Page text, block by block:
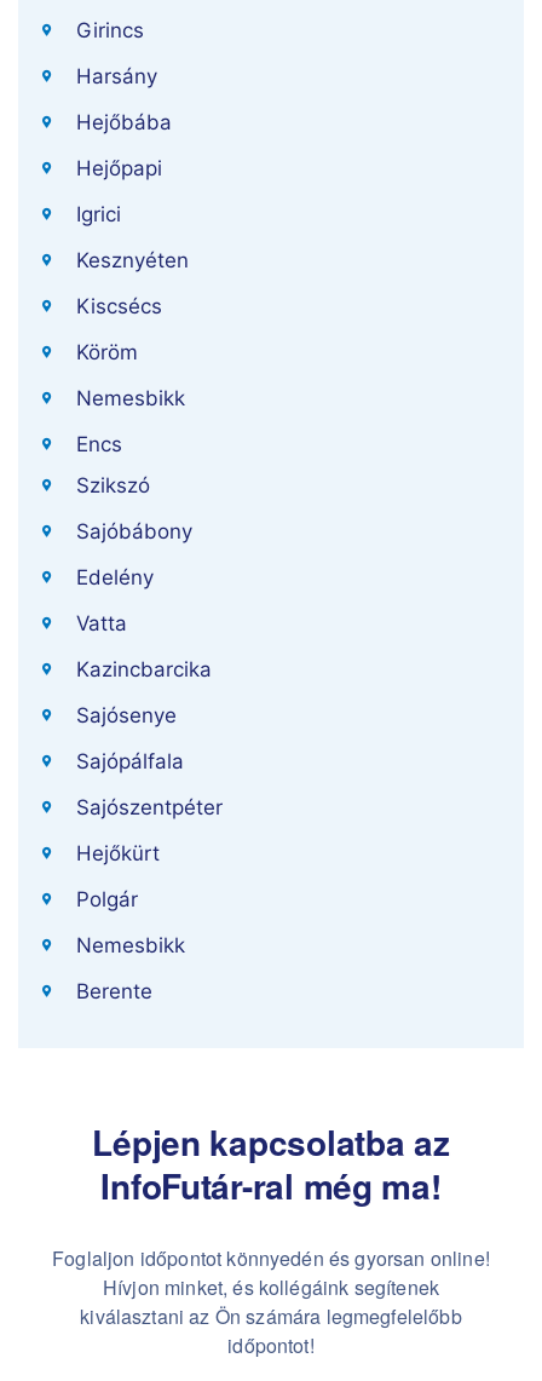
Girincs
Harsány
Hejőbába
Hejőpapi
Igrici
Kesznyéten
Kiscsécs
Köröm
Nemesbikk
Encs
Szikszó
Sajóbábony
Edelény
Vatta
Kazincbarcika
Sajósenye
Sajópálfala
Sajószentpéter
Hejőkürt
Polgár
Nemesbikk
Berente
Lépjen kapcsolatba az
InfoFutár-ral még ma!
Foglaljon időpontot könnyedén és gyorsan online!
Hívjon minket, és kollégáink segítenek
kiválasztani az Ön számára legmegfelelőbb
időpontot!